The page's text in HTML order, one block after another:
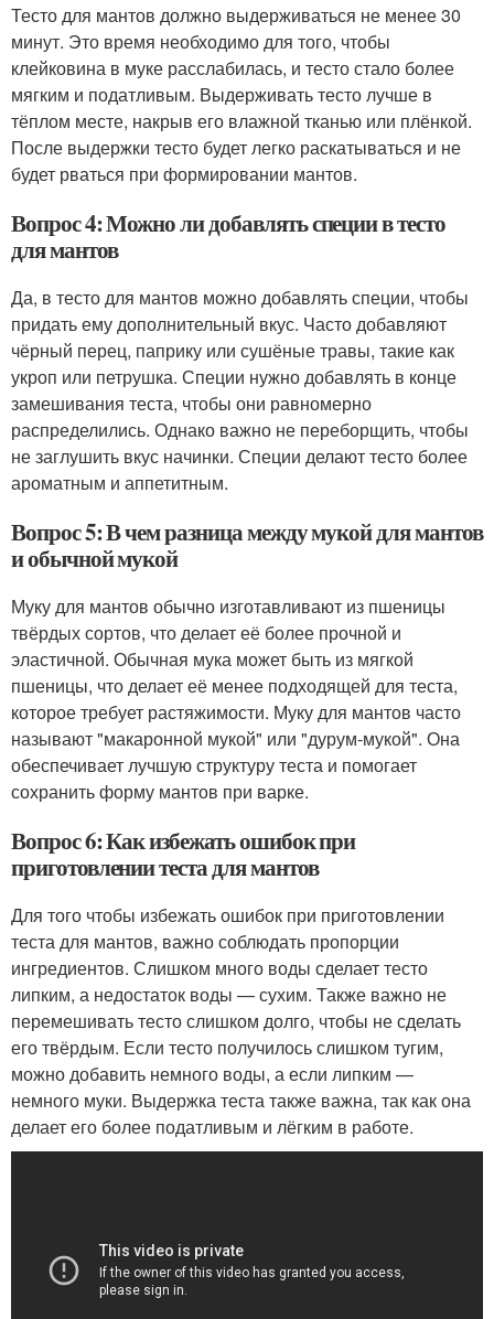
Тесто для мантов должно выдерживаться не менее 30
минут. Это время необходимо для того, чтобы
клейковина в муке расслабилась, и тесто стало более
мягким и податливым. Выдерживать тесто лучше в
тёплом месте, накрыв его влажной тканью или плёнкой.
После выдержки тесто будет легко раскатываться и не
будет рваться при формировании мантов.
Вопрос 4: Можно ли добавлять специи в тесто
для мантов
Да, в тесто для мантов можно добавлять специи, чтобы
придать ему дополнительный вкус. Часто добавляют
чёрный перец, паприку или сушёные травы, такие как
укроп или петрушка. Специи нужно добавлять в конце
замешивания теста, чтобы они равномерно
распределились. Однако важно не переборщить, чтобы
не заглушить вкус начинки. Специи делают тесто более
ароматным и аппетитным.
Вопрос 5: В чем разница между мукой для мантов
и обычной мукой
Муку для мантов обычно изготавливают из пшеницы
твёрдых сортов, что делает её более прочной и
эластичной. Обычная мука может быть из мягкой
пшеницы, что делает её менее подходящей для теста,
которое требует растяжимости. Муку для мантов часто
называют "макаронной мукой" или "дурум-мукой". Она
обеспечивает лучшую структуру теста и помогает
сохранить форму мантов при варке.
Вопрос 6: Как избежать ошибок при
приготовлении теста для мантов
Для того чтобы избежать ошибок при приготовлении
теста для мантов, важно соблюдать пропорции
ингредиентов. Слишком много воды сделает тесто
липким, а недостаток воды — сухим. Также важно не
перемешивать тесто слишком долго, чтобы не сделать
его твёрдым. Если тесто получилось слишком тугим,
можно добавить немного воды, а если липким —
немного муки. Выдержка теста также важна, так как она
делает его более податливым и лёгким в работе.